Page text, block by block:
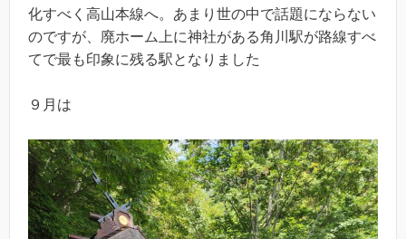
化すべく高山本線へ。あまり世の中で話題にならない
のですが、廃ホーム上に神社がある角川駅が路線すべ
てで最も印象に残る駅となりました
９月は